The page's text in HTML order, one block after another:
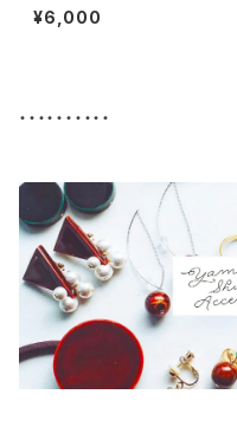
箱・重箱可〉
¥6,000
・・・・・・・・・・